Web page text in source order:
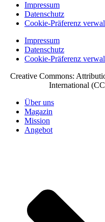
Impressum
Datenschutz
Cookie-Präferenz
Impressum
Datenschutz
Cookie-Präferenz
Creative Commons:
International
Über uns
Magazin
Mission
Angebot